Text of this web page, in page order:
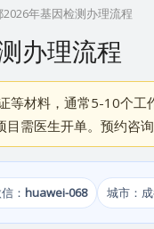
2026年基因检测办理流程
办理流程
等材料，通常5-10个
需医生开单。预约咨
： huawei-068 城市：